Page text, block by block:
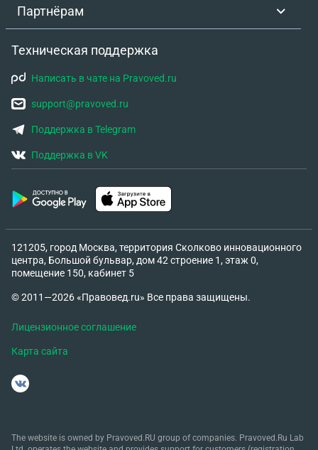
Партнёрам
Техническая поддержка
Написать в чате на Pravoved.ru
support@pravoved.ru
Поддержка в Telegram
Поддержка в VK
121205, город Москва, территория Сколково инновационного
центра, Большой бульвар, дом 42 строение 1, этаж 0,
помещение 150, кабинет 5
© 2011—2026 «Правовед.ru» Все права защищены.
Лицензионное соглашение
Карта сайта
The website is owned by Pravoved.RU group of companies. Pravoved.Ru Lab